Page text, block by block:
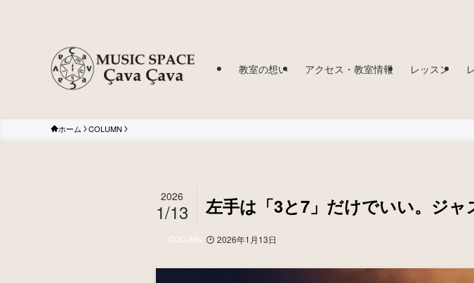
教室の想い アクセス・教室情報 レッスン
ホーム COLUMN
左手は「3と7」だけでいい。ジ
2026
1/13
COLUMN 2026年1月13日